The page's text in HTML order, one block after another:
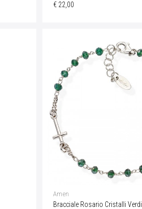
€ 22,00
Amen
Bracciale Rosario Cristalli Verdi